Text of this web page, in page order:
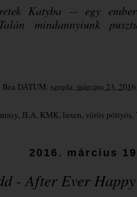
Katyba -- egy
Talán mindannyiunk
Bea DÁTUM: szerda, március 23, 2016
, JLA, KMK, luxen, vörös pöttyös,
2016. március
- After Ever